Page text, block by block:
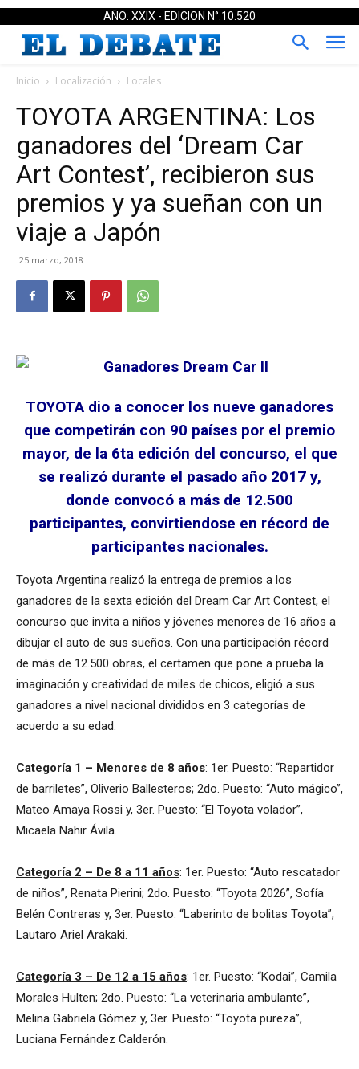
AÑO: XXIX - EDICION N°:10.520
Inicio Localización Locales
TOYOTA ARGENTINA: Los
ganadores del ‘Dream Car
Art Contest’, recibieron sus
premios y ya sueñan con un
viaje a Japón
25 marzo, 2018
TOYOTA dio a conocer los nueve ganadores
que competirán con 90 países por el premio
mayor, de la 6ta edición del concurso, el que
se realizó durante el pasado año 2017 y,
donde convocó a más de 12.500
participantes, convirtiendose en récord de
participantes nacionales.
Toyota Argentina realizó la entrega de premios a los
ganadores de la sexta edición del Dream Car Art Contest, el
concurso que invita a niños y jóvenes menores de 16 años a
dibujar el auto de sus sueños. Con una participación récord
de más de 12.500 obras, el certamen que pone a prueba la
imaginación y creatividad de miles de chicos, eligió a sus
ganadores a nivel nacional divididos en 3 categorías de
acuerdo a su edad.
Categoría 1 – Menores de 8 años: 1er. Puesto: “Repartidor
de barriletes”, Oliverio Ballesteros; 2do. Puesto: “Auto mágico”,
Mateo Amaya Rossi y, 3er. Puesto: “El Toyota volador”,
Micaela Nahir Ávila.
Categoría 2 – De 8 a 11 años: 1er. Puesto: “Auto rescatador
de niños”, Renata Pierini; 2do. Puesto: “Toyota 2026”, Sofía
Belén Contreras y, 3er. Puesto: “Laberinto de bolitas Toyota”,
Lautaro Ariel Arakaki.
Categoría 3 – De 12 a 15 años: 1er. Puesto: “Kodai”, Camila
Morales Hulten; 2do. Puesto: “La veterinaria ambulante”,
Melina Gabriela Gómez y, 3er. Puesto: “Toyota pureza”,
Luciana Fernández Calderón.